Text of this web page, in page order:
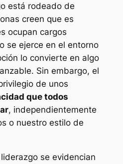
está rodeado de
creen que es
ocupan cargos
se ejerce en el entorno
lo convierte en algo
Sin embargo, el
de unos
que todos
, independientemente
o nuestro estilo de
se evidencian